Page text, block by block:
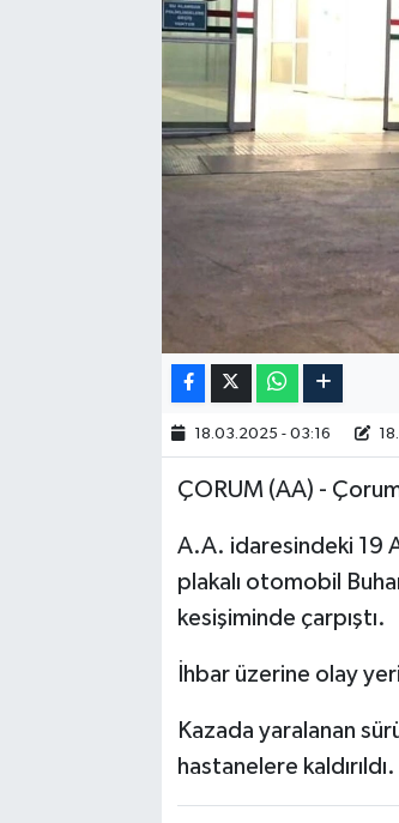
18.03.2025 - 03:16
ÇORUM (AA) -
A.A. idaresindeki 19
plakalı otomobil
kesişiminde çarpıştı.
İhbar üzerine olay
Kazada yaralanan
hastanelere kaldırıldı.
RESMİ İLAN